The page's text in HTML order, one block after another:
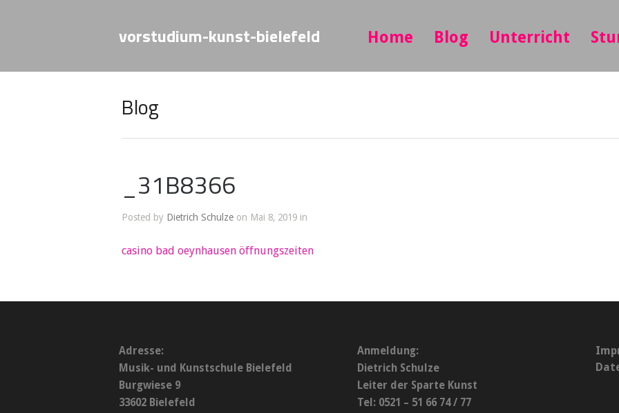
vorstudium-kunst-bielefeld Home Blog Unterricht
Blog
_31B8366
Posted by Dietrich Schulze on Mai 8, 2019 in
casino bad oeynhausen öffnungszeiten
Adresse:
Musik- und Kunstschule Bielefeld
Burgwiese 9
33602 Bielefeld
Anmeldung:
Dietrich Schulze
Leiter der Sparte Kunst
Tel: 0521 – 51 66 74 / 77